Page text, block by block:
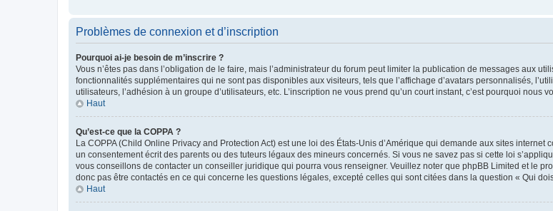
Problèmes de connexion et d’inscription
Pourquoi ai-je besoin de m’inscrire ?
Vous n’êtes pas dans l’obligation de le faire, mais l’administrateur du forum peut limiter la publication de messages aux
fonctionnalités supplémentaires qui ne sont pas disponibles aux visiteurs, tels que l’affichage d’avatars personnalisés,
utilisateurs, l’adhésion à un groupe d’utilisateurs, etc. L’inscription ne vous prend qu’un court instant, c’est pourquoi nous
Haut
Qu’est-ce que la COPPA ?
La COPPA (Child Online Privacy and Protection Act) est une loi des États-Unis d’Amérique qui demande aux sites
un consentement écrit des parents ou des tuteurs légaux des mineurs concernés. Si vous ne savez pas si cette loi
vous conseillons de contacter un conseiller juridique qui pourra vous renseigner. Veuillez noter que phpBB Limited et le
donc pas être contactés en ce qui concerne les questions légales, excepté celles qui sont citées dans la question « Qui
Haut